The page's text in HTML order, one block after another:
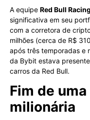
A equipe Red Bull Racing
significativa em seu
com a corretora de
milhões (cerca de R$
após três temporadas e
da Bybit estava
carros da Red Bull.
Fim de
milionária